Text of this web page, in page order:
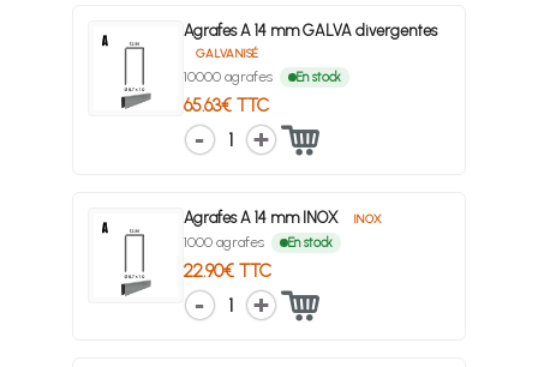
Agrafes A 14 mm GALVA divergentes
GALVANISÉ
10000 agrafes En stock
65.63€ TTC
1
Agrafes A 14 mm INOX INOX
1000 agrafes En stock
22.90€ TTC
1